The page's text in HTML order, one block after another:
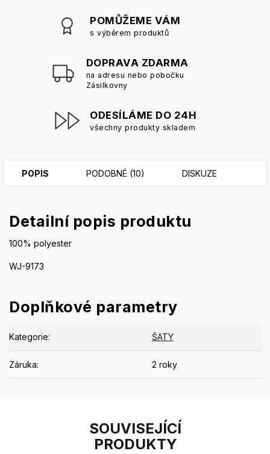
POMŮŽEME VÁM
s výběrem produktů
DOPRAVA ZDARMA
na adresu nebo pobočku
Zásilkovny
ODESÍLÁME DO 24H
všechny produkty skladem
SOUVISEJÍCÍ
PRODUKTY
POPIS PODOBNÉ (10) DISKUZE
Detailní popis produktu
100% polyester
WJ-9173
Doplňkové parametry
Kategorie: ŠATY
Záruka: 2 roky